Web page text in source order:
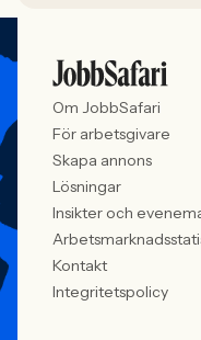
mer medvetna,
konkurrensen om rätt
förändras räcker det
att alla är välkomna.
behöver kunna visa
praktiken.
Om JobbSafari
För arbetsgivare
Skapa annons
Lösningar
Insikter och
Kontakt
Integritetspolicy